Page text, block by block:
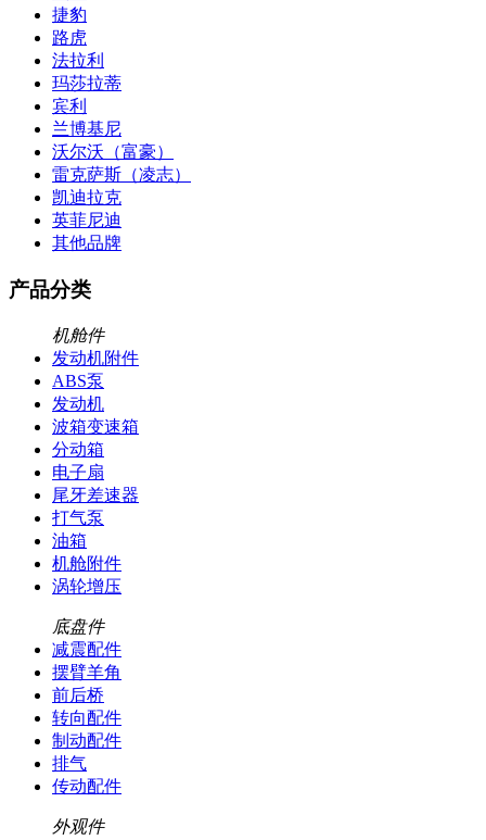
捷豹
路虎
法拉利
玛莎拉蒂
宾利
兰博基尼
沃尔沃（富豪）
雷克萨斯（凌志）
凯迪拉克
英菲尼迪
其他品牌
产品分类
机舱件
发动机附件
ABS泵
发动机
波箱变速箱
分动箱
电子扇
尾牙差速器
打气泵
油箱
机舱附件
涡轮增压
底盘件
减震配件
摆臂羊角
前后桥
转向配件
制动配件
排气
传动配件
外观件